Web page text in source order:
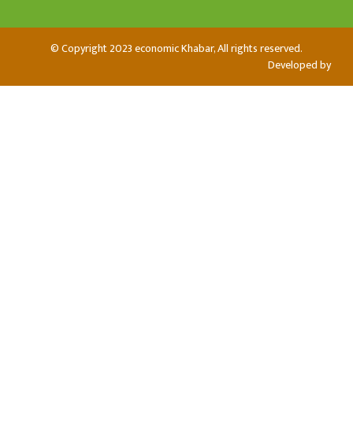
© Copyright 2023 economic Khabar, All rights reserved.
Developed by